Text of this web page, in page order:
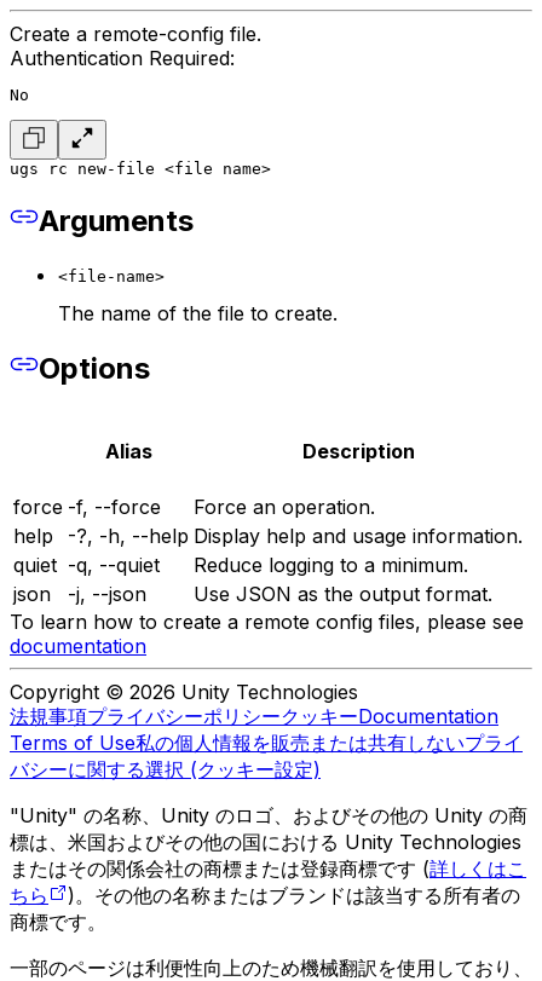
Create a remote-config file.
Authentication Required:
No
ugs rc new-file <file name>
Arguments
<file-name>
The name of the file to create.
Options
Alias Description
force -f, --force
Force an operation.
help
-?, -h, --help Display help and usage information.
quiet -q, --quiet
Reduce logging to a minimum.
json
-j, --json
Use JSON as the output format.
To learn how to create a remote config files, please see
documentation
Copyright © 2026 Unity Technologies
法規事項プライバシーポリシークッキーDocumentation
Terms of Use私の個人情報を販売または共有しないプライ
バシーに関する選択 (クッキー設定)
"Unity" の名称、Unity のロゴ、およびその他の Unity の商
標は、米国およびその他の国における Unity Technologies
またはその関係会社の商標または登録商標です (詳しくはこ
ちら
)。その他の名称またはブランドは該当する所有者の
商標です。
一部のページは利便性向上のため機械翻訳を使用しており、